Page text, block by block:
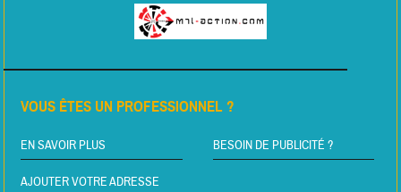
VOUS ÊTES UN PROFESSIONNEL ?
EN SAVOIR PLUS BESOIN DE PUBLICITÉ ?
AJOUTER VOTRE ADRESSE